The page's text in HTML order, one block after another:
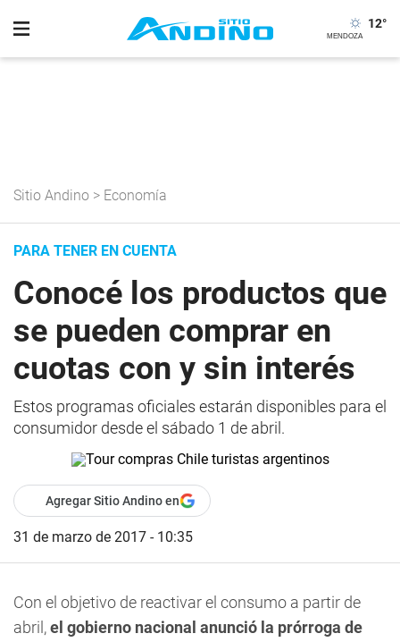
12°
Sitio Andino > Economía
PARA TENER EN CUENTA
Conocé los productos que
se pueden comprar en
cuotas con y sin interés
Estos programas oficiales estarán disponibles para el
consumidor desde el sábado 1 de abril.
Agregar Sitio Andino en
31 de marzo de 2017 - 10:35
Con el objetivo de reactivar el consumo a partir de
abril,el gobierno nacional anunció la prórroga de